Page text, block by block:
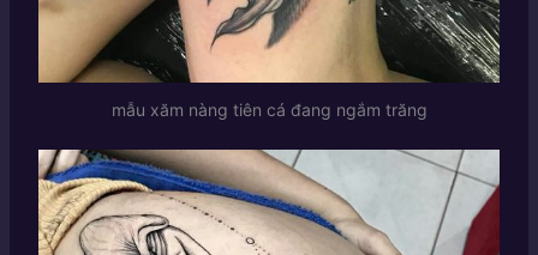
mẫu xăm nàng tiên cá đang ngắm trăng